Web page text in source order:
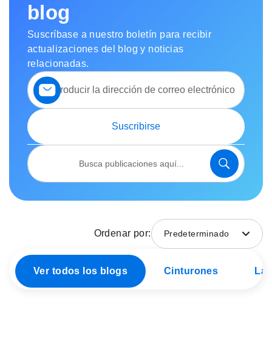
blog
Suscríbase a nuestro boletín para recibir
actualizaciones del blog y noticias
relacionadas.
Suscríbase
a
nuestro
boletín:
Suscribirse
Search
Search
Ver todos los blogs Cinturones
Ordenar por: Predeterminado